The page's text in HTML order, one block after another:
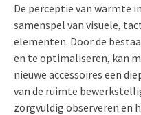
De perceptie van warmte
samenspel van visuele,
elementen. Door de
en te optimaliseren, kan
nieuwe accessoires een
van de ruimte
zorgvuldig observeren en